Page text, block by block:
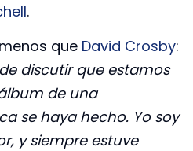
.
que David Crosby:
discutir que estamos
de una
se haya hecho. Yo soy
y siempre estuve